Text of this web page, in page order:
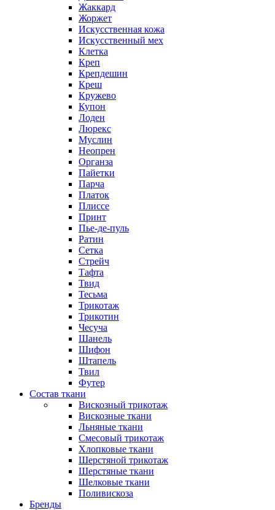
Жаккард
Жоржет
Искусственная кожа
Искусственный мех
Клетка
Креп
Крепдешин
Креш
Кружево
Купон
Лоден
Люрекс
Муслин
Неопрен
Органза
Пайетки
Парча
Платок
Плиссе
Принт
Пье-де-пуль
Ратин
Сетка
Стрейч
Тафта
Твид
Тесьма
Трикотаж
Трикотин
Чесуча
Шанель
Шифон
Штапель
Твил
Футер
Состав ткани
Вискозный трикотаж
Вискозные ткани
Льняные ткани
Смесовый трикотаж
Хлопковые ткани
Шерстяной трикотаж
Шерстяные ткани
Шелковые ткани
Поливискоза
Бренды